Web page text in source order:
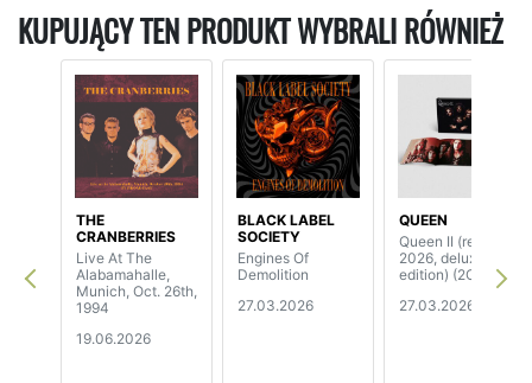
KUPUJĄCY TEN PRODUKT WYBRALI RÓWNIEŻ
THE
CRANBERRIES
Live At The
Alabamahalle,
Munich, Oct. 26th,
1994
19.06.2026
BLACK LABEL
SOCIETY
Engines Of
Demolition
27.03.2026
QUEEN
Queen II (remaster
2026, deluxe
edition) (2CD)
27.03.2026